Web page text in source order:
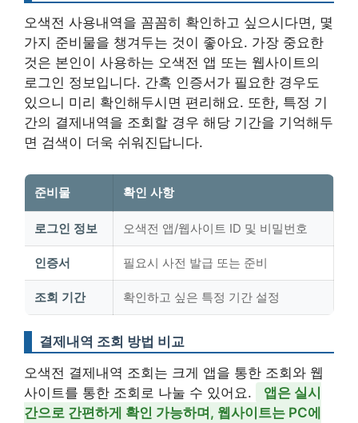
오색전 사용내역을 꼼꼼히 확인하고 싶으시다면, 몇
가지 준비물을 챙겨두는 것이 좋아요. 가장 중요한
것은 본인이 사용하는 오색전 앱 또는 웹사이트의
로그인 정보입니다. 간혹 인증서가 필요한 경우도
있으니 미리 확인해두시면 편리해요. 또한, 특정 기
간의 결제내역을 조회할 경우 해당 기간을 기억해두
면 검색이 더욱 쉬워진답니다.
준비물 확인 사항
로그인 정보 오색전 앱/웹사이트 ID 및 비밀번호
인증서 필요시 사전 발급 또는 준비
조회 기간 확인하고 싶은 특정 기간 설정
결제내역 조회 방법 비교
오색전 결제내역 조회는 크게 앱을 통한 조회와 웹
사이트를 통한 조회로 나눌 수 있어요.
앱은 실시
간으로 간편하게 확인 가능하며, 웹사이트는 PC에